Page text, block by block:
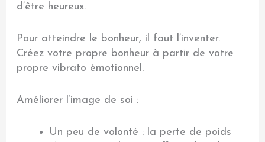
d’être heureux.
Pour atteindre le bonheur, il faut l’inventer.
Créez votre propre bonheur à partir de votre
propre vibrato émotionnel.
Améliorer l’image de soi :
Un peu de volonté : la perte de poids